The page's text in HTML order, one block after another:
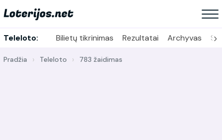
Teleloto: Bilietų tikrinimas Rezultatai Archyvas ›
Pradžia Teleloto 783 žaidimas